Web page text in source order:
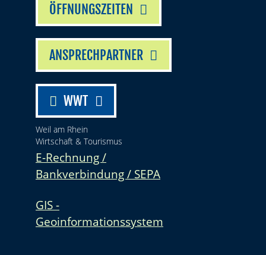
ÖFFNUNGSZEITEN
ANSPRECHPARTNER
WWT
Weil am Rhein
Wirtschaft & Tourismus
E-Rechnung /
Bankverbindung / SEPA
GIS -
Geoinformationssystem